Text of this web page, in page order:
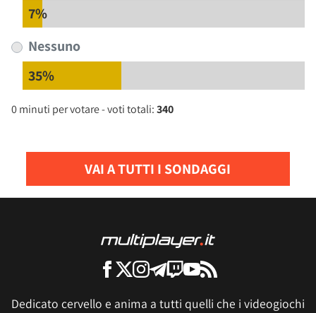
7%
Nessuno
35%
0 minuti per votare - voti totali:340
VAI A TUTTI I SONDAGGI
Dedicato cervello e anima a tutti quelli che i videogiochi